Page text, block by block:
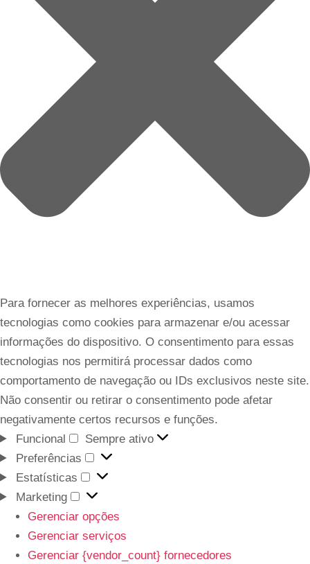
Para fornecer as melhores experiências, usamos
tecnologias como cookies para armazenar e/ou acessar
informações do dispositivo. O consentimento para essas
tecnologias nos permitirá processar dados como
comportamento de navegação ou IDs exclusivos neste site.
Não consentir ou retirar o consentimento pode afetar
negativamente certos recursos e funções.
Funcional
Sempre ativo
Preferências
Estatísticas
Marketing
Gerenciar opções
Gerenciar serviços
Gerenciar {vendor_count} fornecedores